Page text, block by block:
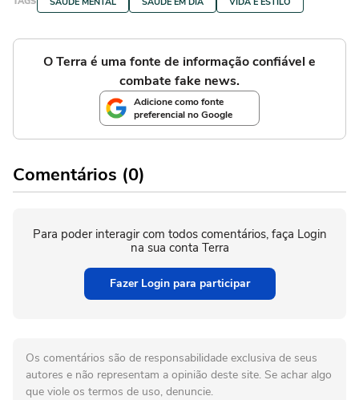
O Terra é uma fonte de informação confiável e
combate fake news.
Adicione como fonte
preferencial no Google
Comentários (0)
Para poder interagir com todos comentários, faça Login
na sua conta Terra
Fazer Login para participar
Os comentários são de responsabilidade exclusiva de seus
autores e não representam a opinião deste site. Se achar algo
que viole os termos de uso, denuncie.